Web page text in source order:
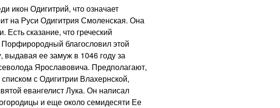
Одигитрий, что означает
на Руси Одигитрия Смоленская. Она
Есть сказание, что греческий
благословил этой
выдавая ее замуж в 1046 году за
Ярославовича. Предполагают,
списком с Одигитрии Влахернской,
евангелист Лука. Он написал
и еще около семидесяти Ее